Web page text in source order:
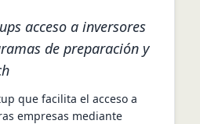
acceso a inversores
de preparación y
que facilita el acceso a
empresas mediante